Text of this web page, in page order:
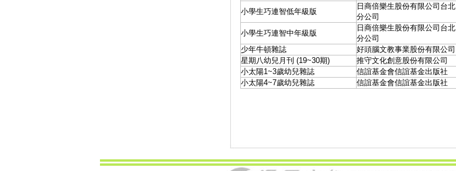
小學生巧連智低年級版
日商倍樂生股份有限公司台北
分公司
小學生巧連智中年級版
日商倍樂生股份有限公司台北
分公司
少年牛頓雜誌
好頭腦文教事業股份有限公司
星期八幼兒月刊 (19~30期)
推守文化創意股份有限公司
小太陽1~3歲幼兒雜誌
信誼基金會信誼基金出版社
小太陽4~7歲幼兒雜誌
信誼基金會信誼基金出版社